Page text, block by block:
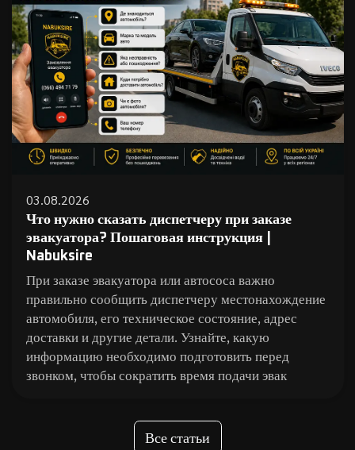
03.08.2026
Что нужно сказать диспетчеру при заказе
эвакуатора? Пошаговая инструкция |
Nabuksire
При заказе эвакуатора или автососа важно
правильно сообщить диспетчеру местонахождение
автомобиля, его техническое состояние, адрес
доставки и другие детали. Узнайте, какую
информацию необходимо подготовить перед
звонком, чтобы сократить время подачи эвак
Все статьи